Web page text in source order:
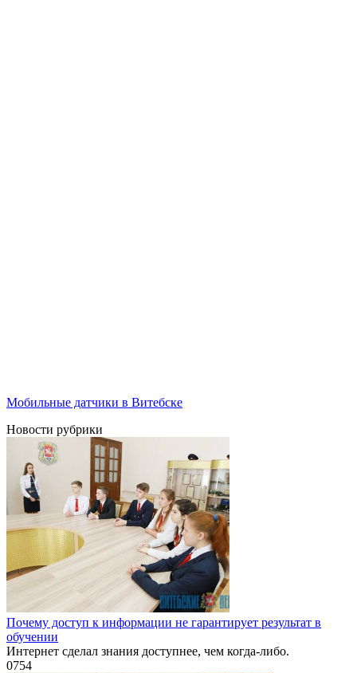
Мобильные датчики в Витебске
Новости рубрики
Почему доступ к информации не гарантирует результат в
обучении
Интернет сделал знания доступнее, чем когда-либо.
0754